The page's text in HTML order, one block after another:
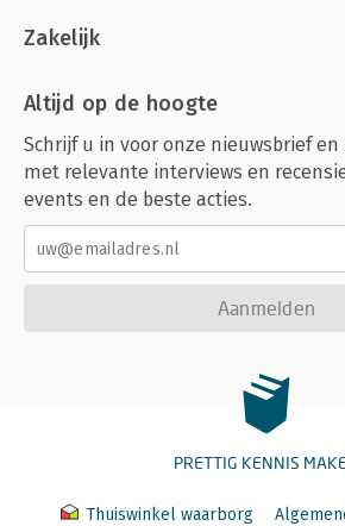
Zakelijk
Altijd op de hoogte
Schrijf u in voor onze nieuwsbrief
met relevante interviews en
events en de beste acties.
Aanmelden
PRETTIG KENNIS
Thuiswinkel waarborg